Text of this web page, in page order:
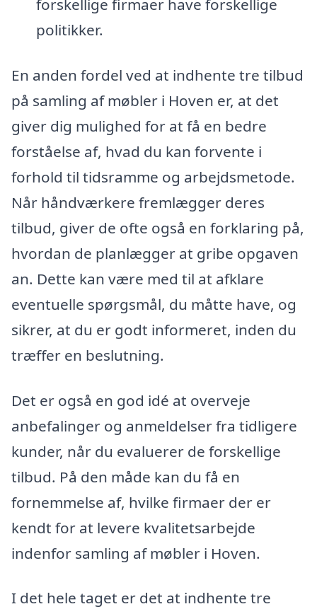
forskellige firmaer have forskellige
politikker.
En anden fordel ved at indhente tre tilbud
på samling af møbler i Hoven er, at det
giver dig mulighed for at få en bedre
forståelse af, hvad du kan forvente i
forhold til tidsramme og arbejdsmetode.
Når håndværkere fremlægger deres
tilbud, giver de ofte også en forklaring på,
hvordan de planlægger at gribe opgaven
an. Dette kan være med til at afklare
eventuelle spørgsmål, du måtte have, og
sikrer, at du er godt informeret, inden du
træffer en beslutning.
Det er også en god idé at overveje
anbefalinger og anmeldelser fra tidligere
kunder, når du evaluerer de forskellige
tilbud. På den måde kan du få en
fornemmelse af, hvilke firmaer der er
kendt for at levere kvalitetsarbejde
indenfor samling af møbler i Hoven.
I det hele taget er det at indhente tre